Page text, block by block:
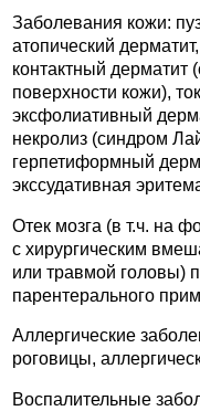
Заболевания кожи:
атопический
контактный
поверхности кожи),
эксфолиативный
некролиз (синдром
герпетиформный
экссудативная
Отек мозга (в т.ч. на
с хирургическим
или травмой головы)
парентерального
Аллергические
роговицы,
Воспалительные